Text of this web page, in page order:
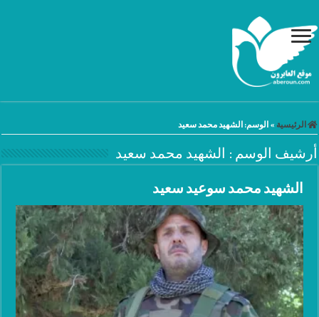
الرئيسية » الوسم:الشهيد محمد سعيد
أرشيف الوسم : الشهيد محمد سعيد
الشهيد محمد سوعيد سعيد